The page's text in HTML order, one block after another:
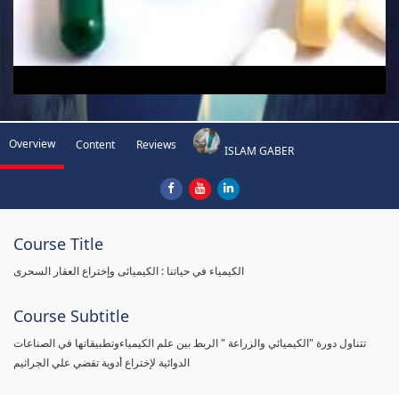
Overview Content Reviews ISLAM GABER
Course Title
الكيمياء في حياتنا : الكيميائى وإختراع العقار السحرى
Course Subtitle
تتناول دورة "الكيميائي والزراعة " الربط بين علم الكيمياءوتطبيقاتها في الصناعات
الدوائية لإختراع أدوية تقضي علي الجراثيم